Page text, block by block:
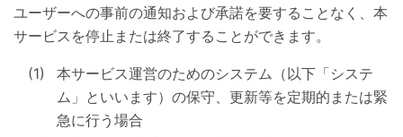
ユーザーへの事前の通知および承諾を要することなく、本
サービスを停止または終了することができます。
本サービス運営のためのシステム（以下「システ
ム」といいます）の保守、更新等を定期的または緊
急に行う場合